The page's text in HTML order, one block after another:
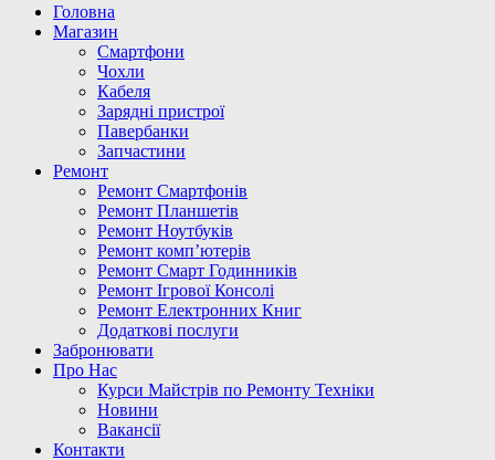
Головна
Магазин
Смартфони
Чохли
Кабеля
Зарядні пристрої
Павербанки
Запчастини
Ремонт
Ремонт Смартфонів
Ремонт Планшетів
Ремонт Ноутбуків
Ремонт комп’ютерів
Ремонт Смарт Годинників
Ремонт Ігрової Консолі
Ремонт Електронних Книг
Додаткові послуги
Забронювати
Про Нас
Курси Майстрів по Ремонту Техніки
Новини
Вакансії
Контакти